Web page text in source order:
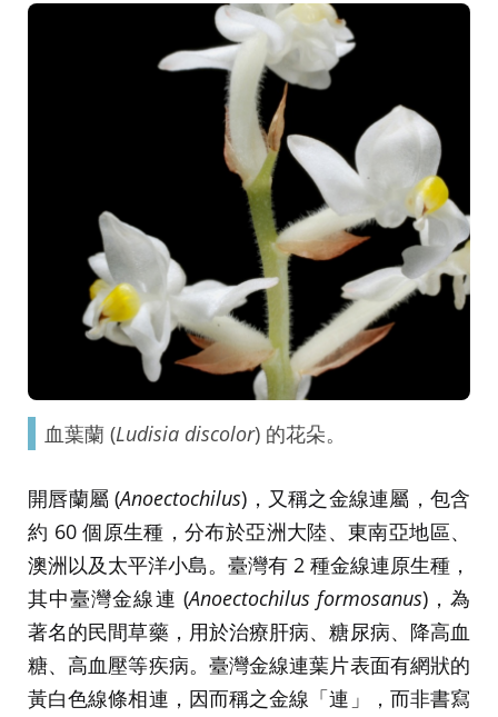
血葉蘭 (Ludisia discolor) 的花朵。
開唇蘭屬 (Anoectochilus)，又稱之金線連屬，包含
約 60 個原生種，分布於亞洲大陸、東南亞地區、
澳洲以及太平洋小島。臺灣有 2 種金線連原生種，
其中臺灣金線連 (Anoectochilus formosanus)，為
著名的民間草藥，用於治療肝病、糖尿病、降高血
糖、高血壓等疾病。臺灣金線連葉片表面有網狀的
黃白色線條相連，因而稱之金線「連」，而非書寫